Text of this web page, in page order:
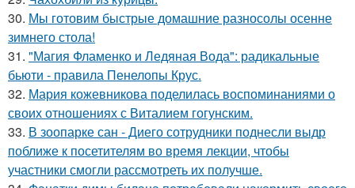
30. Мы готовим быстрые домашние разносолы осенне
зимнего стола!
31. "Магия Фламенко и Ледяная Вода": радикальные
бьюти - правила Пенелопы Крус.
32. Мария кожевникова поделилась воспоминаниями о
своих отношениях с Виталием гогунским.
33. В зоопарке сан - Диего сотрудники поднесли выдр
поближе к посетителям во время лекции, чтобы
участники смогли рассмотреть их получше.